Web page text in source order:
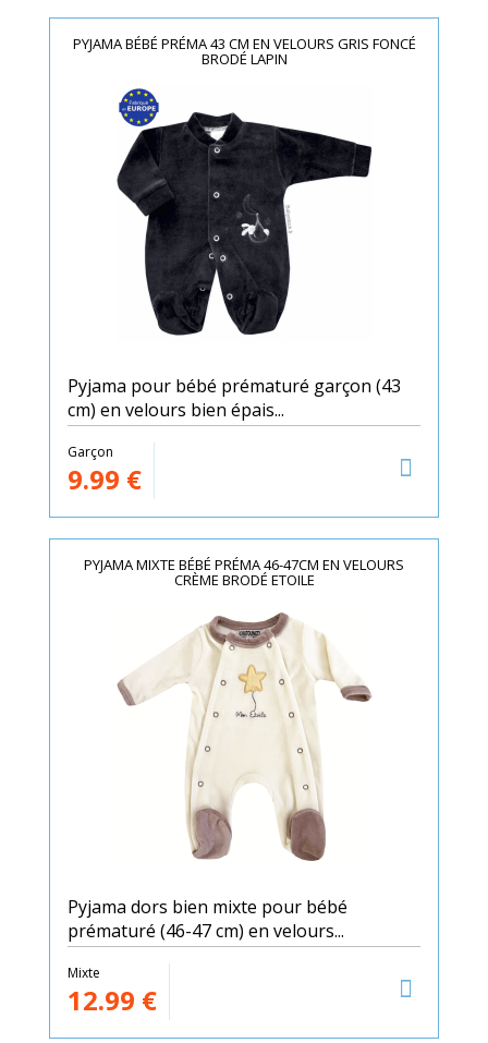
PYJAMA BÉBÉ PRÉMA 43 CM EN VELOURS GRIS FONCÉ
BRODÉ LAPIN
Pyjama pour bébé prématuré garçon (43
cm) en velours bien épais...
Garçon
9.99 €
PYJAMA MIXTE BÉBÉ PRÉMA 46-47CM EN VELOURS
CRÈME BRODÉ ETOILE
Pyjama dors bien mixte pour bébé
prématuré (46-47 cm) en velours...
Mixte
12.99 €